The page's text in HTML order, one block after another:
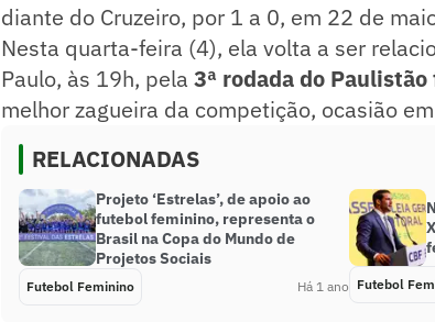
diante do Cruzeiro, por 1 a 0, em 22 de
Nesta quarta-feira (4), ela volta a ser
Paulo, às 19h, pela 3ª rodada do
melhor zagueira da competição, ocasião
RELACIONADAS
Projeto ‘Estrelas’, de apoio ao
futebol feminino, representa o
Brasil na Copa do Mundo de
Projetos Sociais
Futebol Feminino Há 1 ano Futebol